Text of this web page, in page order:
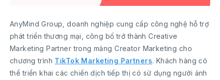
AnyMind Group, doanh nghiệp cung cấp công nghệ hỗ trợ
phát triển thương mại, công bố trở thành Creative
Marketing Partner trong mảng Creator Marketing cho
chương trình TikTok Marketing Partners. Khách hàng có
thể triển khai các chiến dịch tiếp thị có sử dụng người ảnh